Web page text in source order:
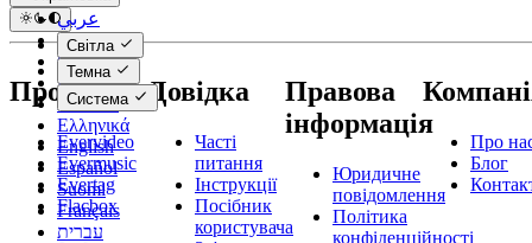
عربي
Català
Čeština
Dansk
Deutsch
Ελληνικά
English
Español
Suomi
Français
עברית
Світла
Темна
Система
Продукти
Evervideo
Evermusic
Evertag
Flacbox
Довідка
Часті
питання
Інструкції
Посібник
користувача
Правова
інформація
Юридичне
повідомлення
Політика
конфіденційності
Про
Блог